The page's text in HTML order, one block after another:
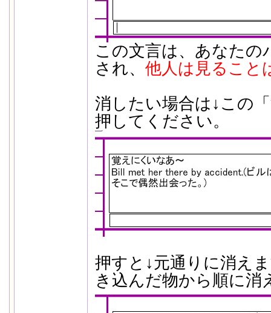
この文言は、あなたの
され、 他人は見ること
消したい場合は↓この
押してください。
押すと↓元通りに消え
き込んだ物から順に消